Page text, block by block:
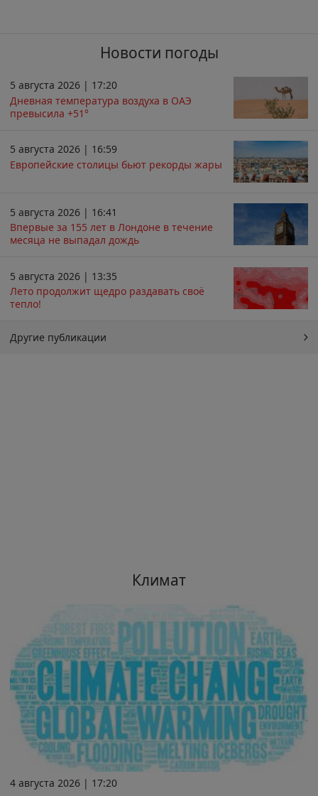
Новости погоды
5 августа 2026 | 17:20
Дневная температура воздуха в ОАЭ
превысила +51°
5 августа 2026 | 16:59
Европейские столицы бьют рекорды жары
5 августа 2026 | 16:41
Впервые за 155 лет в Лондоне в течение
месяца не выпадал дождь
5 августа 2026 | 13:35
Лето продолжит щедро раздавать своё
тепло!
Другие публикации
Климат
4 августа 2026 | 17:20